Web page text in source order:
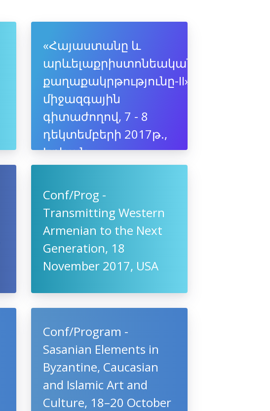
«Հայաստանը և
արևելաքրիստոնեական
քաղաքակրթությունը-II»
միջազգային
գիտաժողով, 7 - 8
դեկտեմբերի 2017թ.,
Երևան
Conf/Prog -
Transmitting Western
Armenian to the Next
Generation, 18
November 2017, USA
Conf/Program -
Sasanian Elements in
Byzantine, Caucasian
and Islamic Art and
Culture, 18–20 October